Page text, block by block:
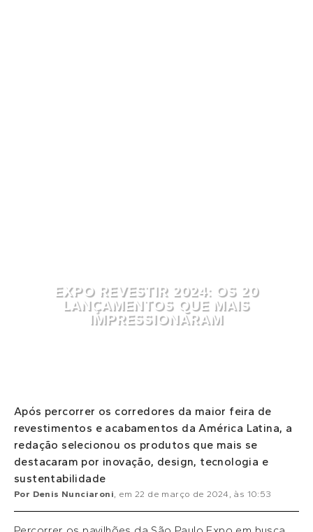
EXPO REVESTIR 2024: OS 20
LANÇAMENTOS QUE MAIS
IMPRESSIONARAM
Após percorrer os corredores da maior feira de
revestimentos e acabamentos da América Latina, a
redação selecionou os produtos que mais se
destacaram por inovação, design, tecnologia e
sustentabilidade
Por Denis Nunciaroni, em 22 de março de 2024 , às 10:53